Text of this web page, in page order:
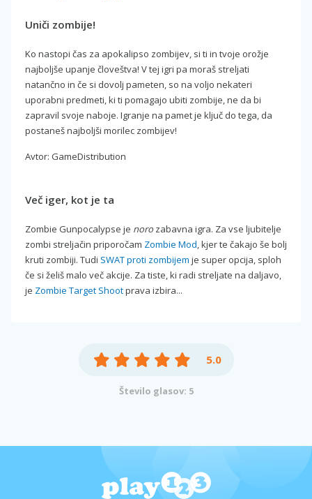
Uniči zombije!
Ko nastopi čas za apokalipso zombijev, si ti in tvoje orožje
najboljše upanje človeštva! V tej igri pa moraš streljati
natančno in če si dovolj pameten, so na voljo nekateri
uporabni predmeti, ki ti pomagajo ubiti zombije, ne da bi
zapravil svoje naboje. Igranje na pamet je ključ do tega, da
postaneš najboljši morilec zombijev!
Avtor: GameDistribution
Več iger, kot je ta
Zombie Gunpocalypse je noro zabavna igra. Za vse ljubitelje
zombi streljačin priporočam Zombie Mod, kjer te čakajo še bolj
kruti zombiji. Tudi SWAT proti zombijem je super opcija, sploh
če si želiš malo več akcije. Za tiste, ki radi streljate na daljavo,
je Zombie Target Shootprava izbira...
5.0
Število glasov: 5